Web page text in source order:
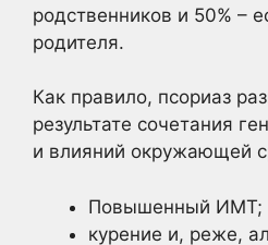
родственников и 50% –
родителя.
Как правило, псориаз
результате сочетания
и влияний окружающей
Повышенный ИМТ;
курение и, реже,